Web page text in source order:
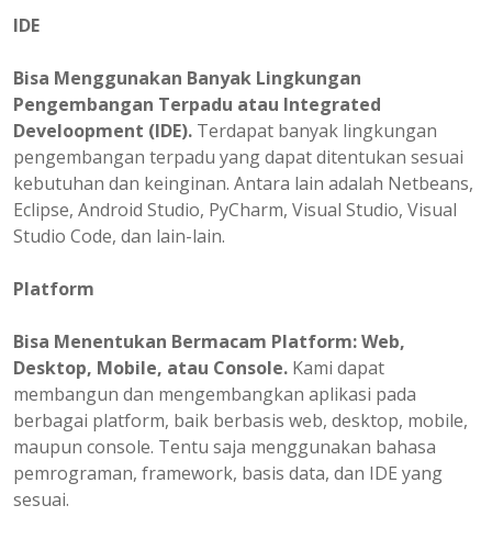
IDE
Bisa Menggunakan Banyak Lingkungan
Pengembangan Terpadu atau Integrated
Develoopment (IDE). Terdapat banyak lingkungan
pengembangan terpadu yang dapat ditentukan sesuai
kebutuhan dan keinginan. Antara lain adalah Netbeans,
Eclipse, Android Studio, PyCharm, Visual Studio, Visual
Studio Code, dan lain-lain.
Platform
Bisa Menentukan Bermacam Platform: Web,
Desktop, Mobile, atau Console. Kami dapat
membangun dan mengembangkan aplikasi pada
berbagai platform, baik berbasis web, desktop, mobile,
maupun console. Tentu saja menggunakan bahasa
pemrograman, framework, basis data, dan IDE yang
sesuai.